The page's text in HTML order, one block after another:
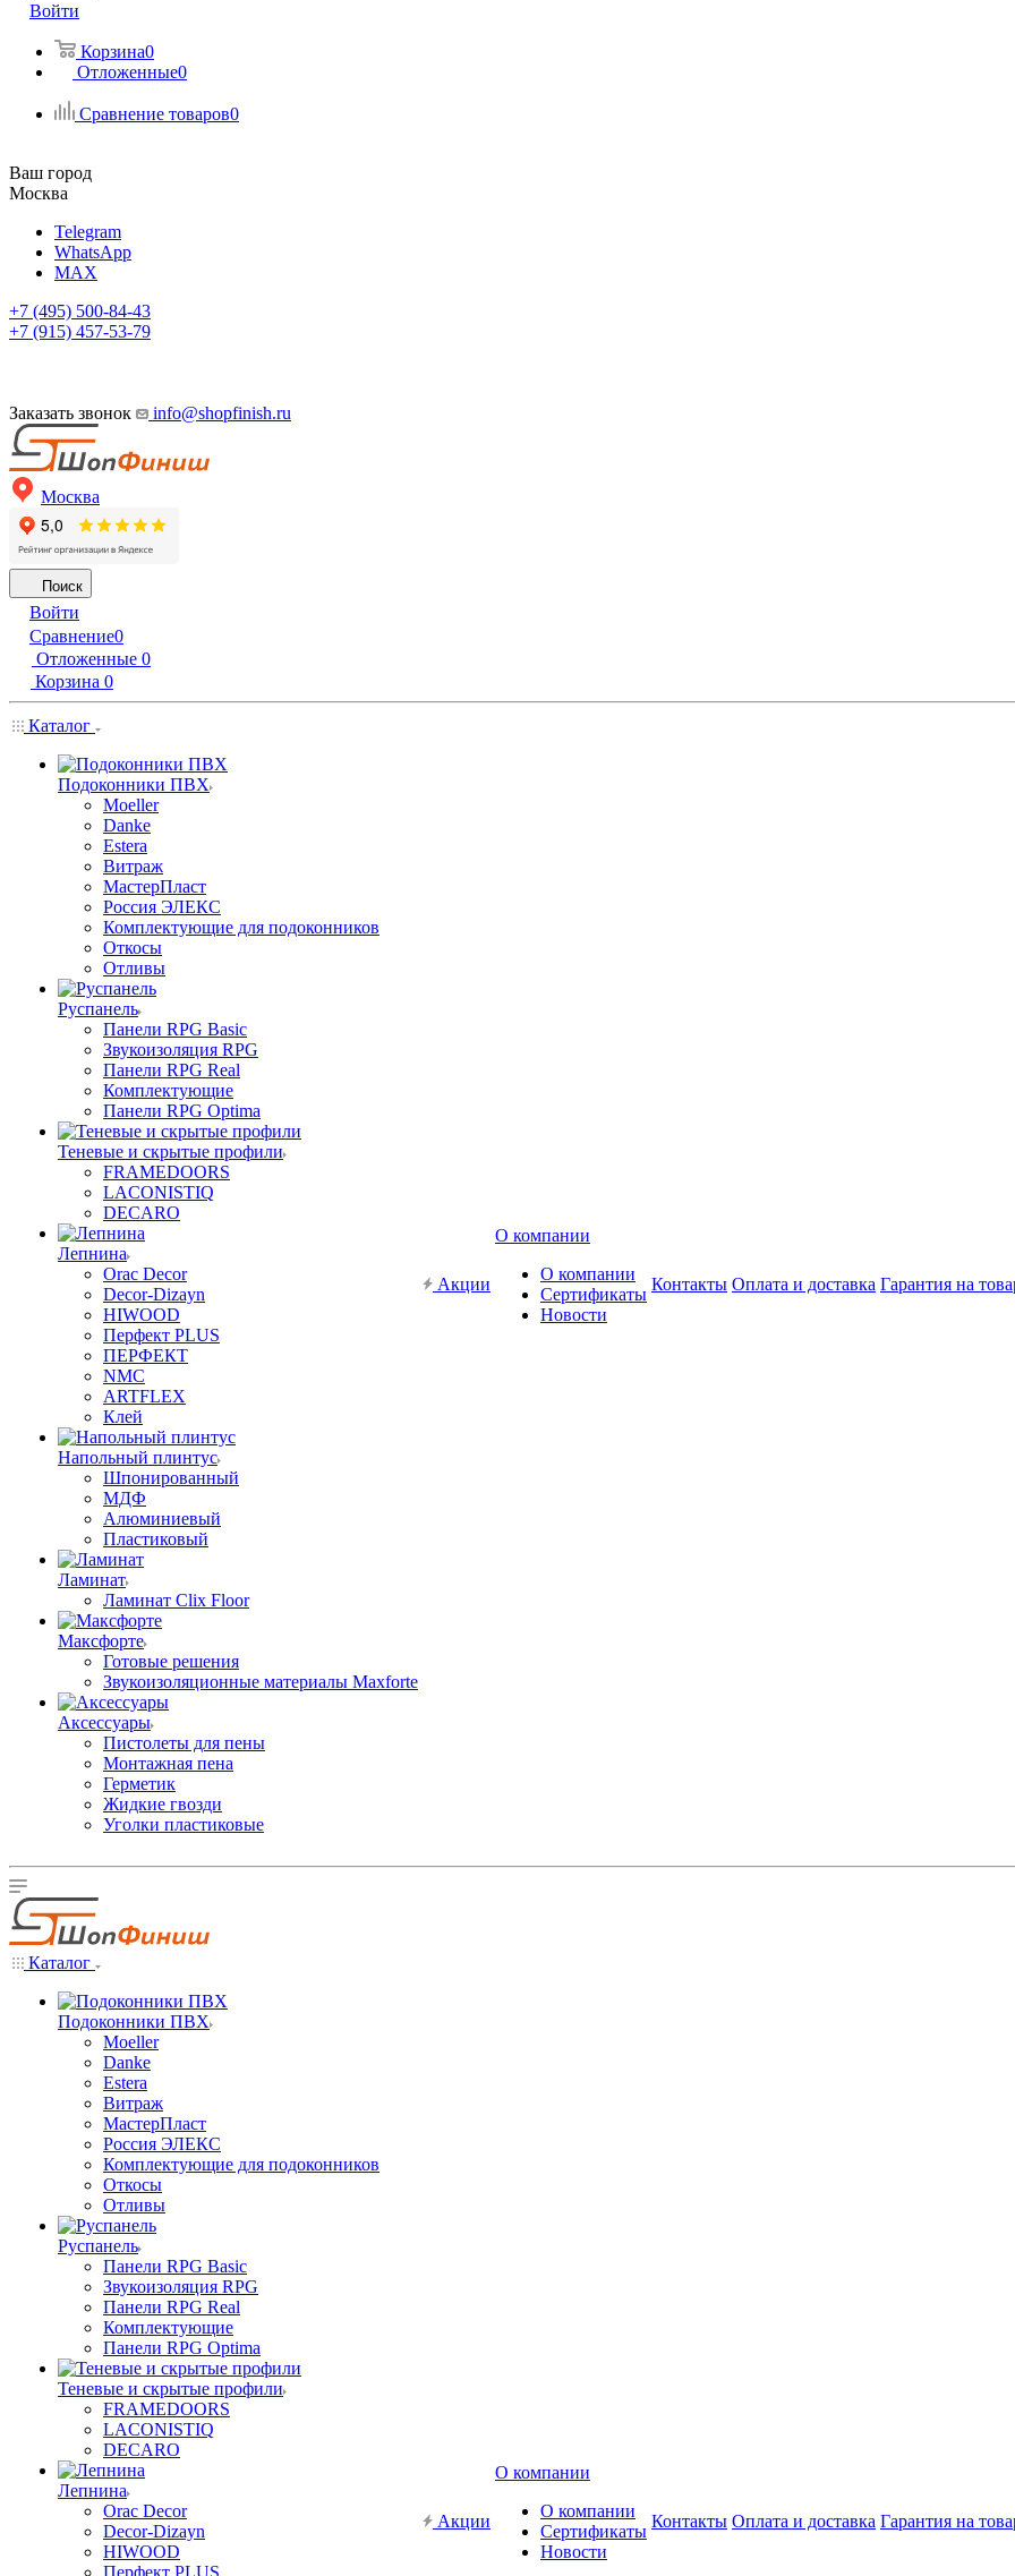
Войти
Корзина0
Отложенные0
Сравнение товаров0
Ваш город
Москва
Telegram
WhatsApp
MAX
+7 (495) 500-84-43
+7 (915) 457-53-79
Заказать звонок info@shopfinish.ru
Москва
Поиск
Войти
Сравнение0
Отложенные 0
Корзина 0
Каталог
Подоконники ПВХ
Moeller
Danke
Estera
Витраж
МастерПласт
Россия ЭЛЕКС
Комплектующие для подоконников
Откосы
Отливы
Руспанель
Панели RPG Basic
Звукоизоляция RPG
Панели RPG Real
Комплектующие
Панели RPG Optima
Теневые и скрытые профили
FRAMEDOORS
LACONISTIQ
DECARO
Лепнина
Orac Decor
Decor-Dizayn
HIWOOD
Перфект PLUS
ПЕРФЕКТ
NMC
ARTFLEX
Клей
Напольный плинтус
Шпонированный
МДФ
Алюминиевый
Пластиковый
Ламинат
Ламинат Clix Floor
Максфорте
Готовые решения
Звукоизоляционные материалы Maxforte
Аксессуары
Пистолеты для пены
Монтажная пена
Герметик
Жидкие гвозди
Уголки пластиковые
Акции
О компании
О компании
Сертификаты
Новости
Контакты Оплата и доставка Гарантия на
Каталог
Подоконники ПВХ
Moeller
Danke
Estera
Витраж
МастерПласт
Россия ЭЛЕКС
Комплектующие для подоконников
Откосы
Отливы
Руспанель
Панели RPG Basic
Звукоизоляция RPG
Панели RPG Real
Комплектующие
Панели RPG Optima
Теневые и скрытые профили
FRAMEDOORS
LACONISTIQ
DECARO
Лепнина
Orac Decor
Decor-Dizayn
HIWOOD
Перфект PLUS
Акции
О компании
О компании
Сертификаты
Новости
Контакты Оплата и доставка Гарантия на